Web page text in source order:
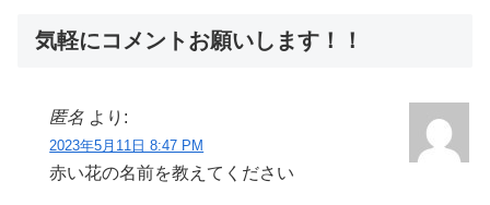
気軽にコメントお願いします！！
匿名 より:
2023年5月11日 8:47 PM
赤い花の名前を教えてください